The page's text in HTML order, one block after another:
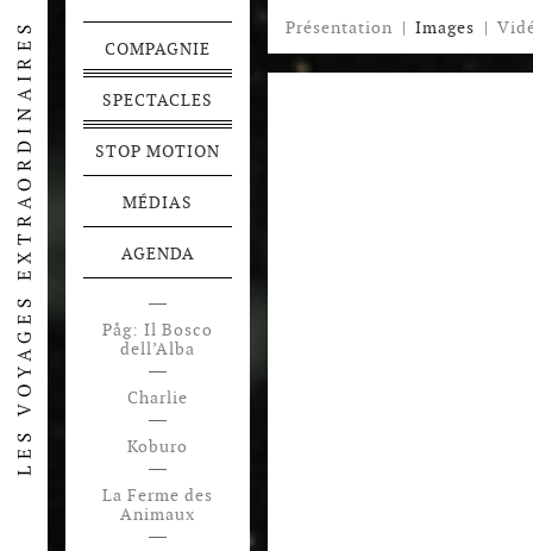
Présentation | Images |
COMPAGNIE
SPECTACLES
STOP MOTION
MÉDIAS
AGENDA
Påg: Il Bosco
dell’Alba
Charlie
Koburo
La Ferme des
Animaux